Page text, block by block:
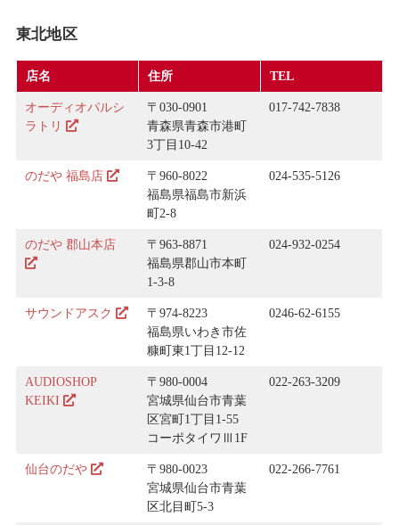
東北地区
店名 住所 TEL
オーディオパルシ
ラトリ
〒030-0901
青森県青森市港町
3丁目10-42
017-742-7838
のだや 福島店
〒960-8022
福島県福島市新浜
町2-8
024-535-5126
のだや 郡山本店
〒963-8871
福島県郡山市本町
1-3-8
024-932-0254
サウンドアスク
〒974-8223
福島県いわき市佐
糠町東1丁目12-12
0246-62-6155
AUDIOSHOP
KEIKI
〒980-0004
宮城県仙台市青葉
区宮町1丁目1-55
コーポタイワⅢ1F
022-263-3209
仙台のだや
〒980-0023
宮城県仙台市青葉
区北目町5-3
022-266-7761